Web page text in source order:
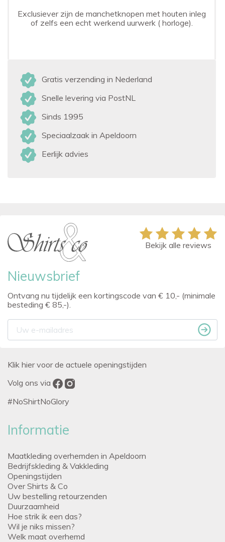
Exclusiever zijn de manchetknopen met houten inleg
of zelfs een echt werkend uurwerk ( horloge).
Gratis verzending in Nederland
Snelle levering via PostNL
Sinds 1995
Speciaalzaak in Apeldoorn
Eerlijk advies
Nieuwsbrief
Ontvang nu tijdelijk een kortingscode van € 10,- (minimale
besteding € 85,-).
Bekijk alle reviews
Klik hier voor de actuele openingstijden
Volg ons via
#NoShirtNoGlory
Informatie
Maatkleding overhemden in Apeldoorn
Bedrijfskleding & Vakkleding
Openingstijden
Over Shirts & Co
Uw bestelling retourzenden
Duurzaamheid
Hoe strik ik een das?
Wil je niks missen?
Welk maat overhemd